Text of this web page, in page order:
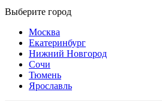
Москва
Екатеринбург
Нижний Новгород
Сочи
Тюмень
Ярославль